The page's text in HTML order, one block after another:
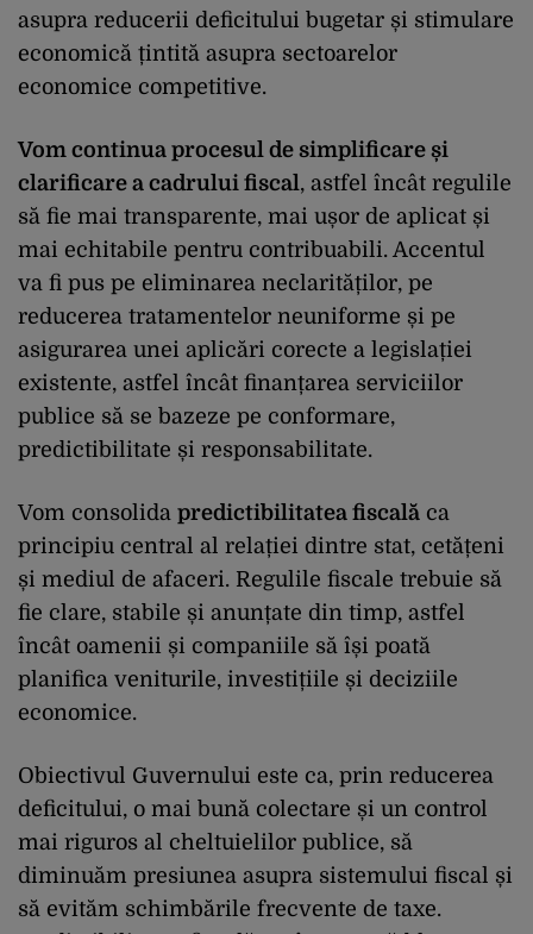
asupra reducerii deficitului bugetar și stimulare
economică țintită asupra sectoarelor
economice competitive.
Vom continua procesul de simplificare și
clarificare a cadrului fiscal, astfel încât regulile
să fie mai transparente, mai ușor de aplicat și
mai echitabile pentru contribuabili. Accentul
va fi pus pe eliminarea neclarităților, pe
reducerea tratamentelor neuniforme și pe
asigurarea unei aplicări corecte a legislației
existente, astfel încât finanțarea serviciilor
publice să se bazeze pe conformare,
predictibilitate și responsabilitate.
Vom consolida predictibilitatea fiscală ca
principiu central al relației dintre stat, cetățeni
și mediul de afaceri. Regulile fiscale trebuie să
fie clare, stabile și anunțate din timp, astfel
încât oamenii și companiile să își poată
planifica veniturile, investițiile și deciziile
economice.
Obiectivul Guvernului este ca, prin reducerea
deficitului, o mai bună colectare și un control
mai riguros al cheltuielilor publice, să
diminuăm presiunea asupra sistemului fiscal și
să evităm schimbările frecvente de taxe.